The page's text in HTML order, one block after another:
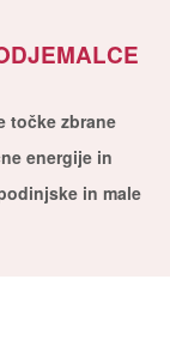
točke zbrane
energije in
in male